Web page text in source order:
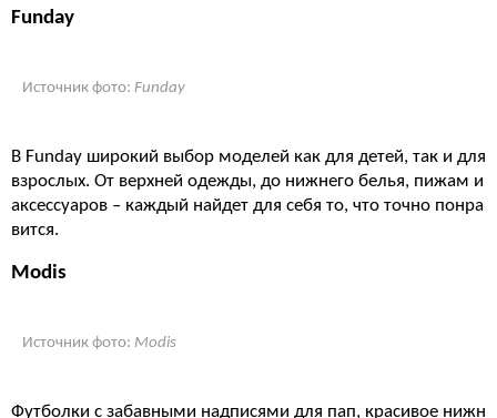
Funday
Источник фото: Funday
В Funday широкий выбор моделей как для детей, так и для
взрослых. От верхней одежды, до нижнего белья, пижам и
аксессуаров – каждый найдет для себя то, что точно понра
вится.
Modis
Источник фото: Modis
Футболки с забавными надписями для пап, красивое нижн